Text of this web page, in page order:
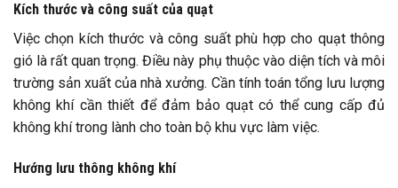
Kích thước và công suất của quạt
Việc chọn kích thước và công suất phù hợp cho quạt thông
gió là rất quan trọng. Điều này phụ thuộc vào diện tích và môi
trường sản xuất của nhà xưởng. Cần tính toán tổng lưu lượng
không khí cần thiết để đảm bảo quạt có thể cung cấp đủ
không khí trong lành cho toàn bộ khu vực làm việc.
Hướng lưu thông không khí